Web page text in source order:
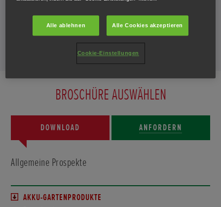
Informationsmaterial wird Ihnen umgehend per Post
zugeschickt.
BROSCHÜRE AUSWÄHLEN
DOWNLOAD ANFORDERN
Allgemeine Prospekte
AKKU-GARTENPRODUKTE
Alle ablehnen Alle Cookies akzeptieren
Cookie-Einstellungen